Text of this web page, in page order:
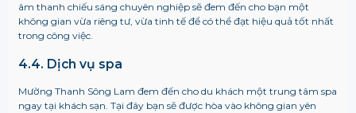
âm thanh chiếu sáng chuyên nghiệp sẽ đem đến cho bạn một
không gian vừa riêng tư, vừa tinh tế để có thể đạt hiệu quả tốt nhất
trong công việc.
4.4. Dịch vụ spa
Mường Thanh Sông Lam đem đến cho du khách một trung tâm spa
ngay tại khách sạn. Tại đây bạn sẽ được hòa vào không gian yên